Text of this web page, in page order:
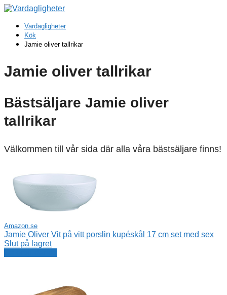
Vardagligheter
Kök
Jamie oliver tallrikar
Jamie oliver tallrikar
Bästsäljare Jamie oliver
tallrikar
Välkommen till vår sida där alla våra bästsäljare finns!
Amazon.se
Jamie Oliver Vit på vitt porslin kupéskål 17 cm set med sex
Slut på lagret